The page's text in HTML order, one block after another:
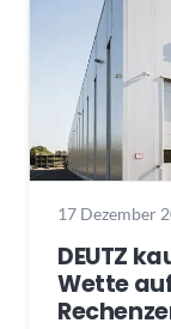
17 Dezember
DEUTZ
Wette